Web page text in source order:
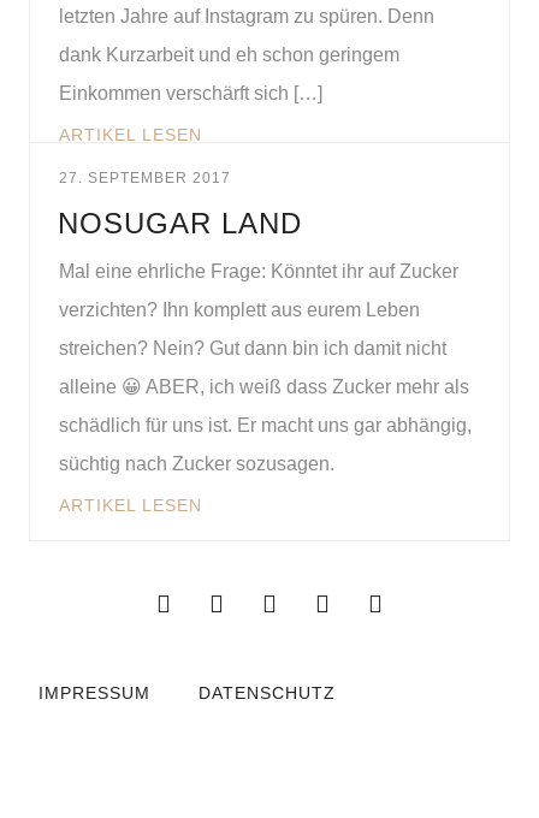
letzten Jahre auf Instagram zu spüren. Denn
dank Kurzarbeit und eh schon geringem
Einkommen verschärft sich […]
ARTIKEL LESEN
27. SEPTEMBER 2017
NOSUGAR LAND
Mal eine ehrliche Frage: Könntet ihr auf Zucker
verzichten? Ihn komplett aus eurem Leben
streichen? Nein? Gut dann bin ich damit nicht
alleine 😀 ABER, ich weiß dass Zucker mehr als
schädlich für uns ist. Er macht uns gar abhängig,
süchtig nach Zucker sozusagen.
ARTIKEL LESEN
IMPRESSUM DATENSCHUTZ